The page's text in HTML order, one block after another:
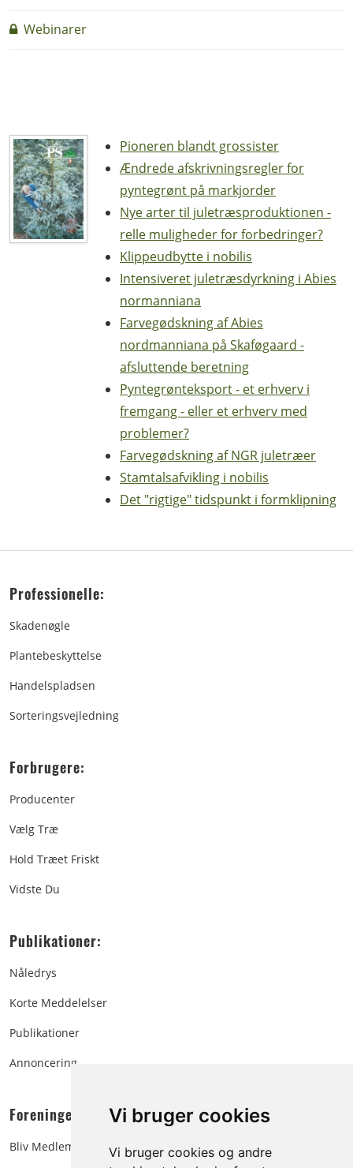
Vi bruger cookies
Vi bruger cookies og andre
Webinarer
Pioneren blandt grossister
Ændrede afskrivningsregler for
pyntegrønt på markjorder
Nye arter til juletræsproduktionen -
relle muligheder for forbedringer?
Klippeudbytte i nobilis
Intensiveret juletræsdyrkning i Abies
normanniana
Farvegødskning af Abies
nordmanniana på Skaføgaard -
afsluttende beretning
Pyntegrønteksport - et erhverv i
fremgang - eller et erhverv med
problemer?
Farvegødskning af NGR juletræer
Stamtalsafvikling i nobilis
Det "rigtige" tidspunkt i formklipning
Professionelle:
Skadenøgle
Plantebeskyttelse
Handelspladsen
Sorteringsvejledning
Forbrugere:
Producenter
Vælg Træ
Hold Træet Friskt
Vidste Du
Publikationer:
Nåledrys
Korte Meddelelser
Publikationer
Annoncering
Foreningen:
Bliv Medlem